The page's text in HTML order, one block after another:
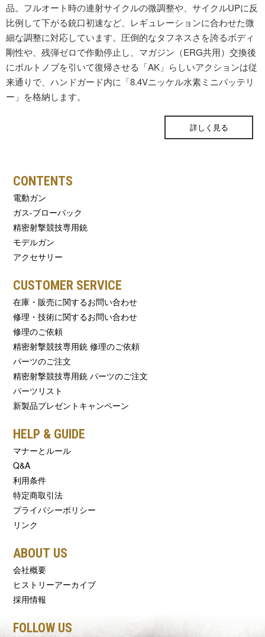
品。フルオート時の連射サイクルの微調整や、サイクルUPに反
比例して下がる銃口初速など、レギュレーションに合わせた微
細な調整に対応しています。圧倒的なタフネスさを誇るボディ
剛性や、残弾ゼロで作動停止し、マガジン（ERG共用）交換後
にボルトノブを引いて復帰させる「AK」らしいアクションは従
来通りで、ハンドガード内に「8.4Vニッケル水素ミニバッテリ
ー」を格納します。
詳しく見る
CONTENTS
電動ガン
ガス-ブローバック
精密射撃競技専用銃
モデルガン
アクセサリー
CUSTOMER SERVICE
在庫・販売に関するお問い合わせ
修理・技術に関するお問い合わせ
修理のご依頼
精密射撃競技専用銃 修理のご依頼
パーツのご注文
精密射撃競技専用銃 パーツのご注文
パーツリスト
新製品プレゼントキャンペーン
HELP & GUIDE
マナーとルール
Q&A
利用条件
特定商取引法
プライバシーポリシー
リンク
ABOUT US
会社概要
ヒストリーアーカイブ
採用情報
FOLLOW US